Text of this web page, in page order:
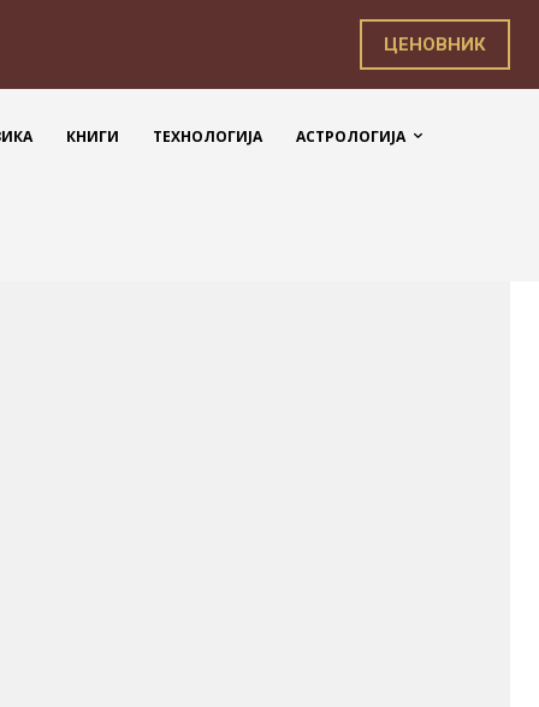
ЦЕНОВНИК
КНИГИ ТЕХНОЛОГИЈА АСТРОЛОГИЈА